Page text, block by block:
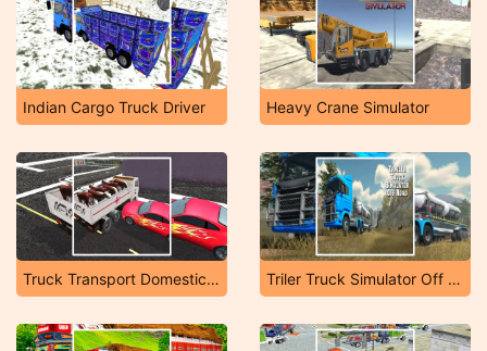
Indian Cargo Truck Driver Heavy Crane Simulator
Truck Transport Domestic Animals Triler Truck Simulator Off Road